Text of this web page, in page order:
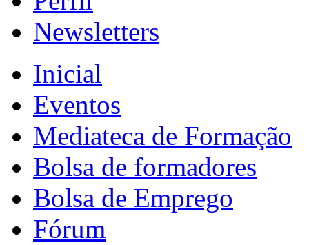
Newsletters
Inicial
Eventos
Mediateca de Formação
Bolsa de formadores
Bolsa de Emprego
Fórum